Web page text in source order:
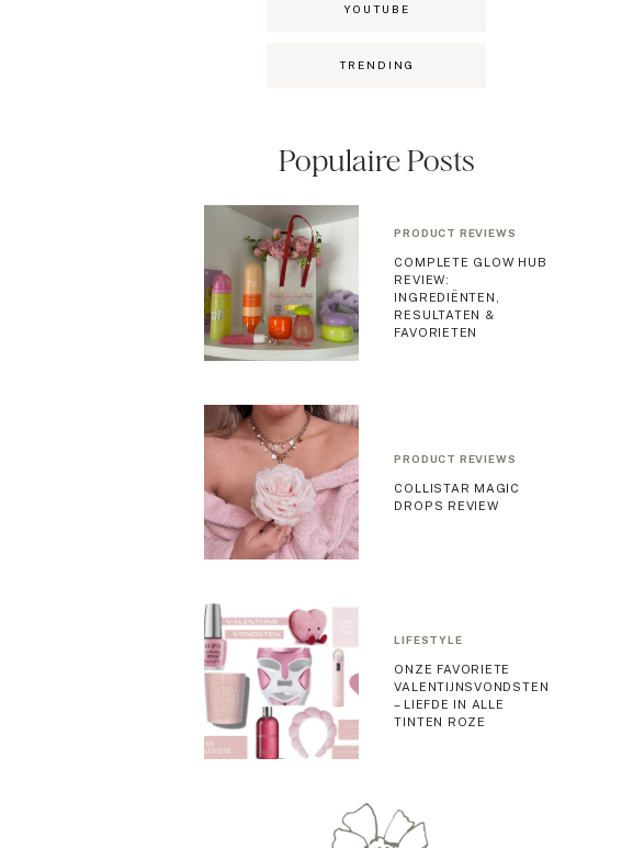
YOUTUBE
TRENDING
Populaire Posts
PRODUCT REVIEWS
COMPLETE GLOW HUB
REVIEW:
INGREDIËNTEN,
RESULTATEN &
FAVORIETEN
PRODUCT REVIEWS
COLLISTAR MAGIC
DROPS REVIEW
LIFESTYLE
ONZE FAVORIETE
VALENTIJNSVONDSTEN
– LIEFDE IN ALLE
TINTEN ROZE